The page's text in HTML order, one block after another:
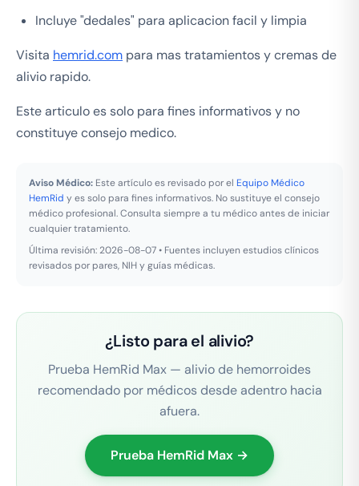
Incluye "dedales" para aplicacion facil y limpia
Visita hemrid.com para mas tratamientos y cremas de
alivio rapido.
Este articulo es solo para fines informativos y no
constituye consejo medico.
Aviso Médico: Este artículo es revisado por el Equipo Médico
HemRid y es solo para fines informativos. No sustituye el consejo
médico profesional. Consulta siempre a tu médico antes de iniciar
cualquier tratamiento.
Última revisión: 2026-08-07 • Fuentes incluyen estudios clínicos
revisados por pares, NIH y guías médicas.
¿Listo para el alivio?
Prueba HemRid Max — alivio de hemorroides
recomendado por médicos desde adentro hacia
afuera.
Prueba HemRid Max →